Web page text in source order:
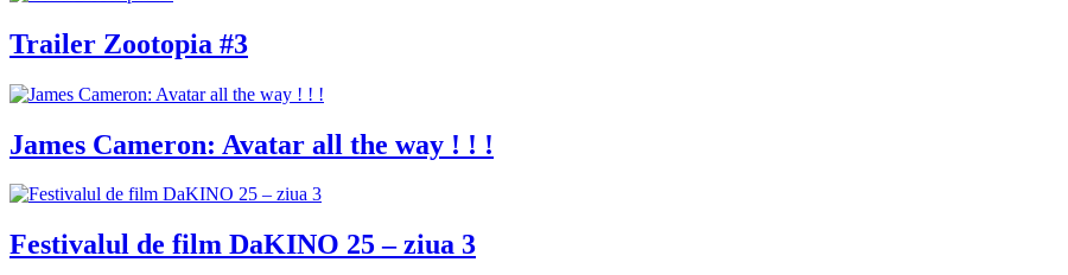
Trailer Zootopia #3
James Cameron: Avatar all the way ! ! !
Festivalul de film DaKINO 25 – ziua 3